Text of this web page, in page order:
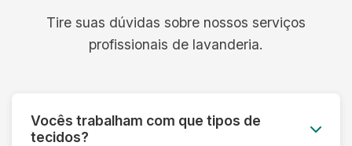
Tire suas dúvidas sobre nossos serviços
profissionais de lavanderia.
Vocês trabalham com que tipos de
tecidos?